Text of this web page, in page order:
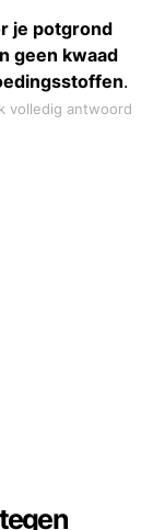
je potgrond
geen kwaad
.
volledig antwoord